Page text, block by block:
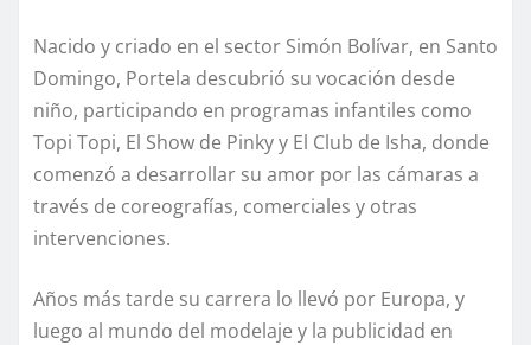
Nacido y criado en el sector Simón Bolívar, en Santo
Domingo, Portela descubrió su vocación desde
niño, participando en programas infantiles como
Topi Topi, El Show de Pinky y El Club de Isha, donde
comenzó a desarrollar su amor por las cámaras a
través de coreografías, comerciales y otras
intervenciones.
Años más tarde su carrera lo llevó por Europa, y
luego al mundo del modelaje y la publicidad en